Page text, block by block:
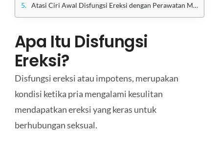
Atasi Ciri Awal Disfungsi Ereksi dengan Perawatan Medis Terbaik di Klinik Utama Sentosa
Apa Itu Disfungsi
Ereksi?
Disfungsi ereksi atau impotens, merupakan
kondisi ketika pria mengalami kesulitan
mendapatkan ereksi yang keras untuk
berhubungan seksual.